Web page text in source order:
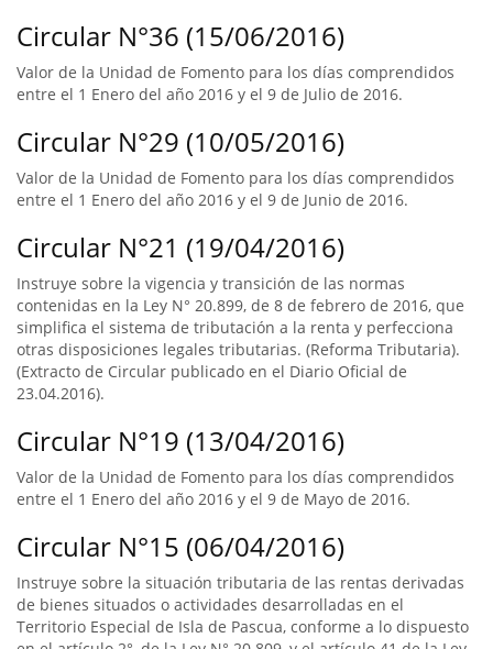
Circular N°36 (15/06/2016)
Valor de la Unidad de Fomento para los días comprendidos
entre el 1 Enero del año 2016 y el 9 de Julio de 2016.
Circular N°29 (10/05/2016)
Valor de la Unidad de Fomento para los días comprendidos
entre el 1 Enero del año 2016 y el 9 de Junio de 2016.
Circular N°21 (19/04/2016)
Instruye sobre la vigencia y transición de las normas
contenidas en la Ley N° 20.899, de 8 de febrero de 2016, que
simplifica el sistema de tributación a la renta y perfecciona
otras disposiciones legales tributarias. (Reforma Tributaria).
(Extracto de Circular publicado en el Diario Oficial de
23.04.2016).
Circular N°19 (13/04/2016)
Valor de la Unidad de Fomento para los días comprendidos
entre el 1 Enero del año 2016 y el 9 de Mayo de 2016.
Circular N°15 (06/04/2016)
Instruye sobre la situación tributaria de las rentas derivadas
de bienes situados o actividades desarrolladas en el
Territorio Especial de Isla de Pascua, conforme a lo dispuesto